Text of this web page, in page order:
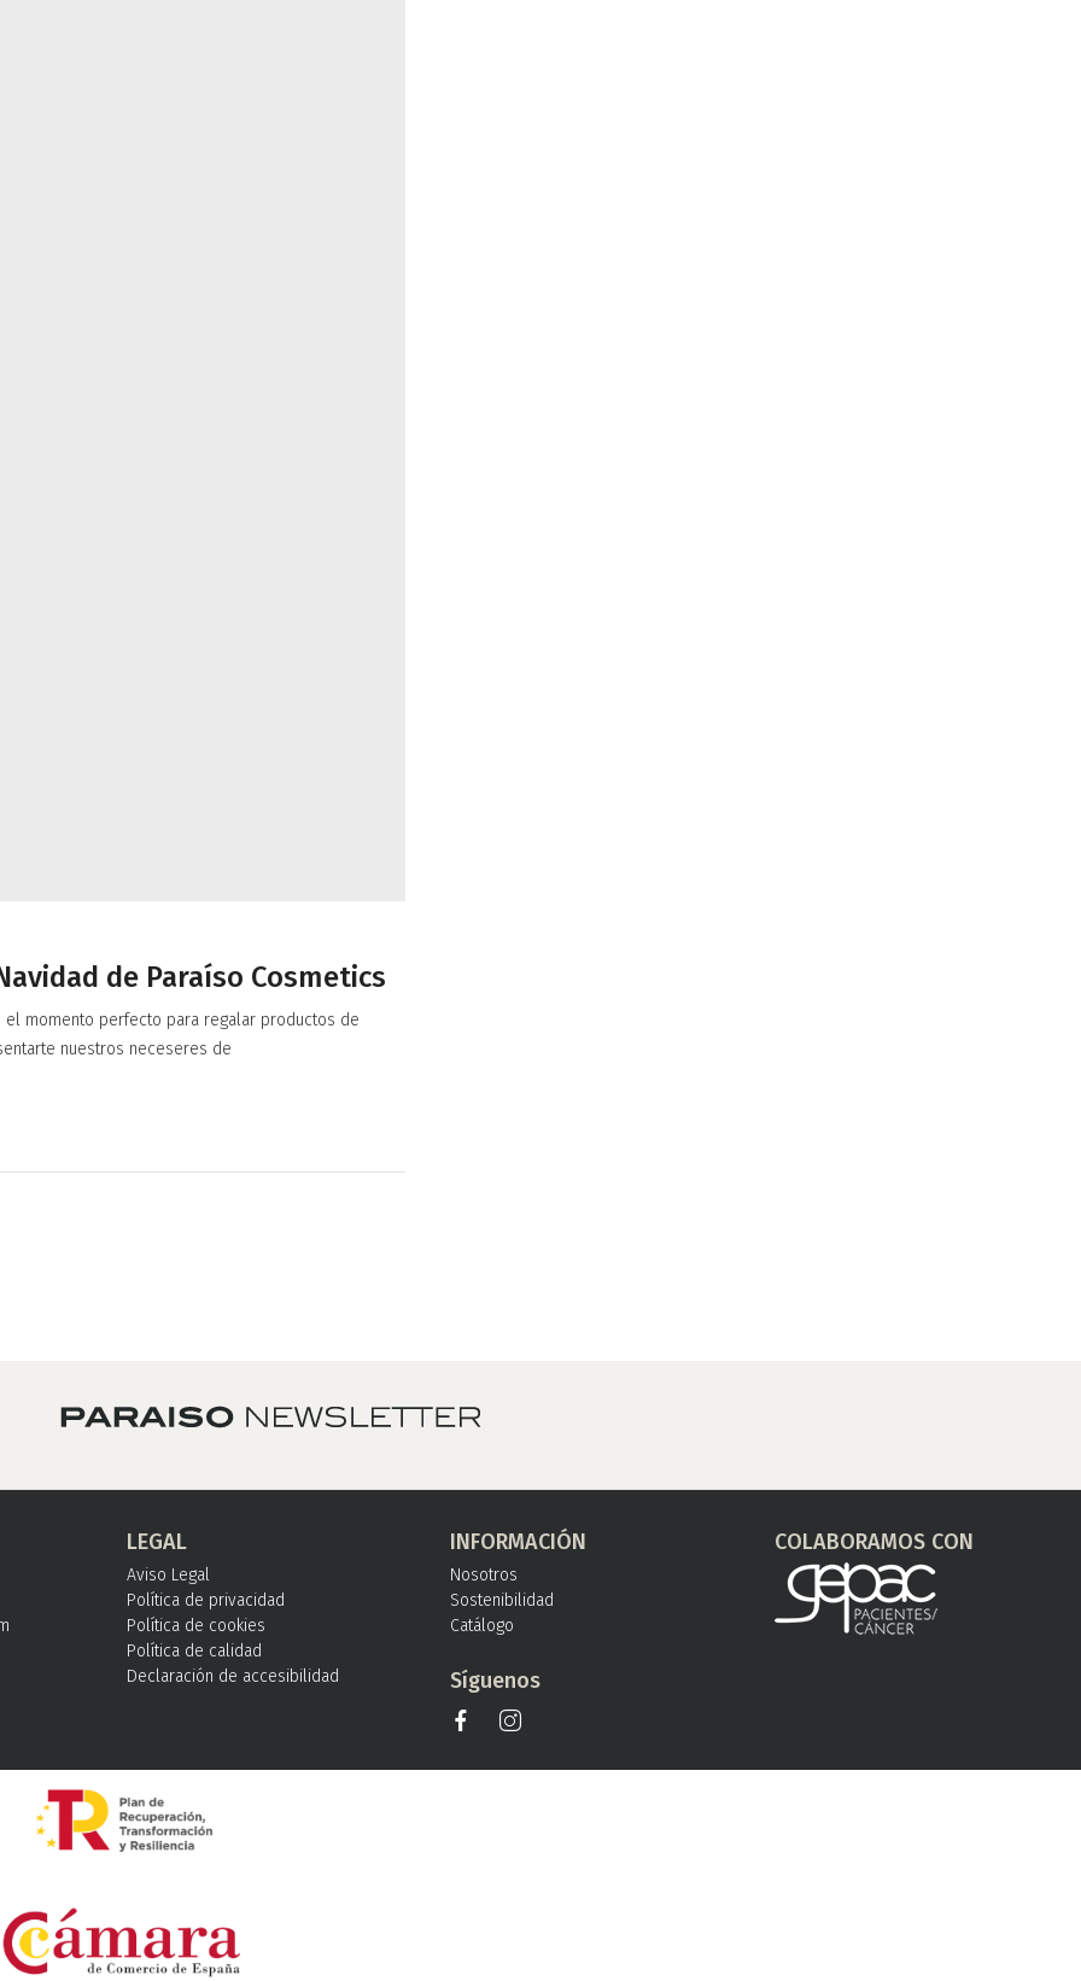
de Paraíso Cosmetics
el momento perfecto para regalar productos de
nuestros neceseres de
LEGAL
Aviso Legal
Política de privacidad
Política de cookies
Política de calidad
Declaración de accesibilidad
INFORMACIÓN
Nosotros
Sostenibilidad
Catálogo
Síguenos
COLABORAMOS CON